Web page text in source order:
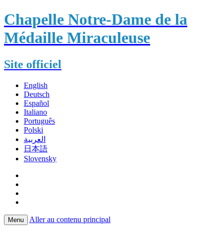
Chapelle Notre-Dame de la
Médaille Miraculeuse
Site officiel
English
Deutsch
Español
Italiano
Português
Polski
العربية
日本語
Slovensky
Menu Aller au contenu principal